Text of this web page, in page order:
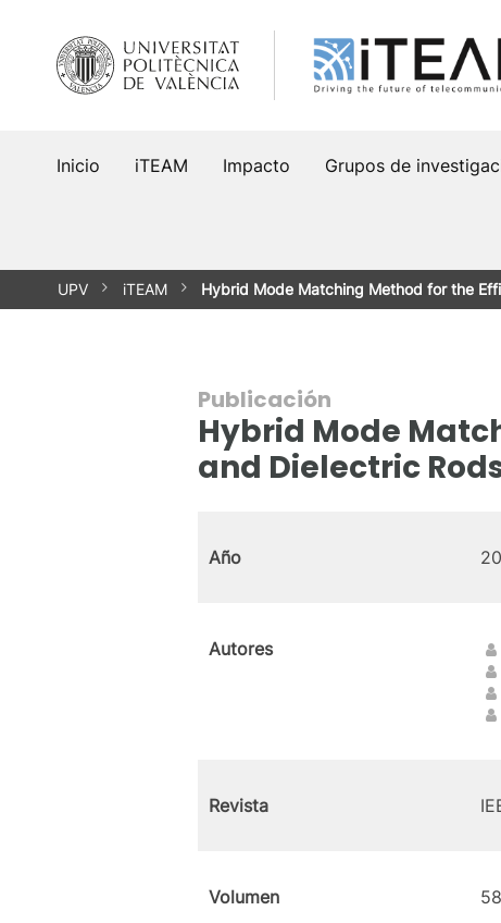
contenido
Inicio iTEAM Impacto Grupos de
UPV iTEAM Hybrid Mode Matching Method for the
Publicación
Hybrid Mode
and Dielectric
Año
Autores
Revista
Volumen 58